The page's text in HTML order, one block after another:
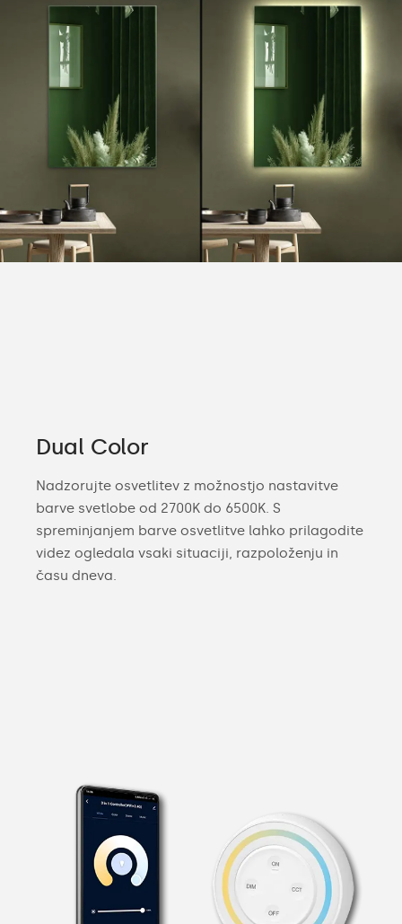
Dual Color
Nadzorujte osvetlitev z možnostjo nastavitve
barve svetlobe od 2700K do 6500K. S
spreminjanjem barve osvetlitve lahko prilagodite
videz ogledala vsaki situaciji, razpoloženju in
času dneva.